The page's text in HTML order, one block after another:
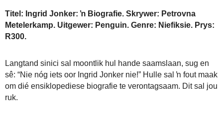
Titel: Ingrid Jonker: ŉ Biografie. Skrywer: Petrovna
Metelerkamp. Uitgewer: Penguin. Genre: Niefiksie. Prys:
R300.
Langtand sinici sal moontlik hul hande saamslaan, sug en
sê: “Nie nóg iets oor Ingrid Jonker nie!” Hulle sal ŉ fout maak
om dié ensiklopediese biografie te verontagsaam. Dit sal jou
ruk.